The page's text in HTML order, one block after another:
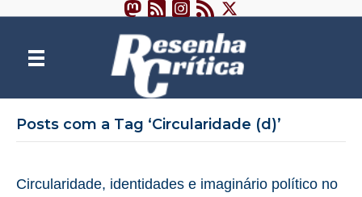
Posts com a Tag ‘Circularidade (d)’
Circularidade, identidades e imaginário político no